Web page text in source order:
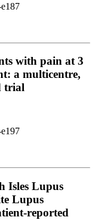
with pain at 3
a multicentre,
trial
Isles Lupus
Lupus
reported